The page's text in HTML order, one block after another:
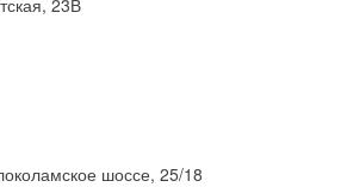
шоссе, 25/18